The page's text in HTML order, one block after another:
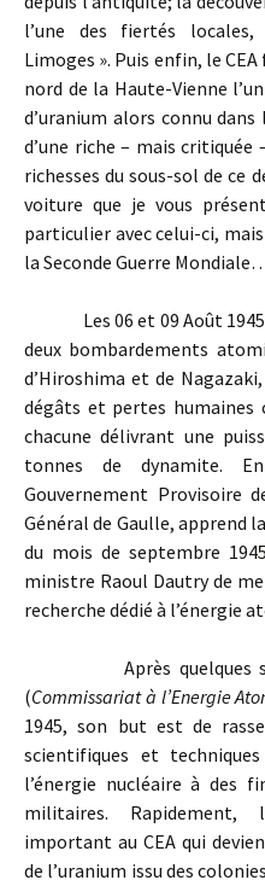
l’une des fiertés
Limoges ». Puis enfin, le
nord de la Haute-Vienne
d’uranium alors connu
d’une riche – mais critiquée
richesses du sous-sol de ce
voiture que je vous
particulier avec celui-ci,
la Seconde Guerre
Les 06 et 09 Août 1945,
deux bombardements
d’Hiroshima et de
dégâts et pertes humaines
chacune délivrant une
tonnes de dynamite.
Gouvernement Provisoire
Général de Gaulle, apprend
du mois de septembre
ministre Raoul Dautry de
recherche dédié à l’énergie
Après quelques
(Commissariat à l’Energie
1945, son but est de
scientifiques et
l’énergie nucléaire à des
militaires. Rapidement,
important au CEA qui
de l’uranium issu des